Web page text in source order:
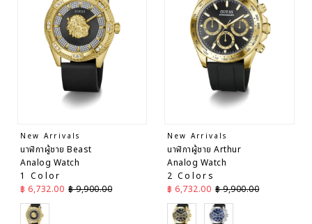
New Arrivals
นาฬิกาผู้ชาย Beast
Analog Watch
1 Color
ราคาลด
฿ 6,732.00 ราคาปกติ
฿ 9,900.00
Black
New Arrivals
นาฬิกาผู้ชาย Arthur
Analog Watch
2 Colors
ราคาลด
฿ 6,732.00 ราคาปกติ
฿ 9,900.00
Black Black